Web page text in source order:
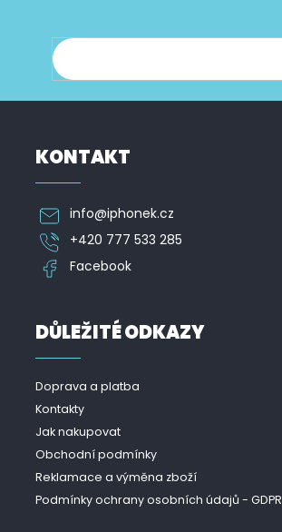
KONTAKT
info@iphonek.cz
+420 777 533 285
Facebook
DŮLEŽITÉ ODKAZY
Doprava a platba
Kontakty
Jak nakupovat
Obchodní podmínky
Reklamace a výměna zboží
Podmínky ochrany osobních údajů - GDPR